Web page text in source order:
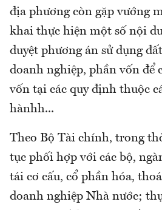
địa phương còn gặp vướng
khai thực hiện một số nội
duyệt phương án sử dụng
doanh nghiệp, phần vốn để
vốn tại các quy định thuộc
hànhh...
Theo Bộ Tài chính, trong
tục phối hợp với các bộ,
tái cơ cấu, cổ phần hóa,
doanh nghiệp Nhà nước;